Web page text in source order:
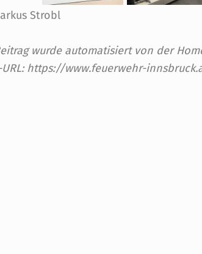
Strobl
wurde automatisiert von der
https://www.feuerwehr-